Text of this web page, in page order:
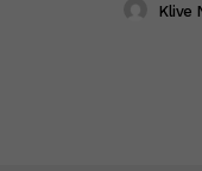
Klive